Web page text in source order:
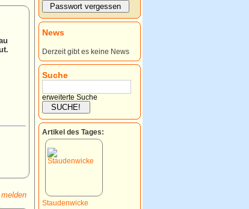
News
Derzeit gibt es keine News
Suche
erweiterte Suche
Artikel des Tages:
Staudenwicke